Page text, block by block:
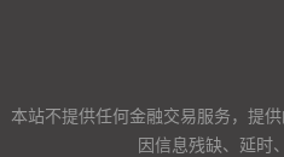
本站不提供任何金融交易服务，提
因信息残缺、延时